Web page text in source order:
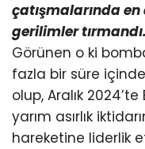
çatışmalarındaen
gerilimler tırmandı.
Görünen o ki
fazla bir süre
olup, Aralık
yarım asırlık
hareketine liderlik